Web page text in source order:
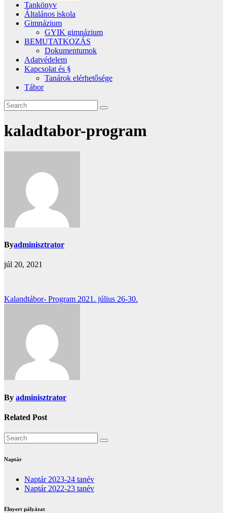
Tankönyv
Általános iskola
Gimnázium
GYIK gimnázium
BEMUTATKOZÁS
Dokumentumok
Adatvédelem
Kapcsolat és §
Tanárok elérhetősége
Tábor
kaladtabor-program
Byadminisztrator
júl 20, 2021
Bejegyzés
Kalandtábor- Program 2021. július 26-30.
By adminisztrator
Related Post
Naptár
Naptár 2023-24 tanév
Naptár 2022-23 tanév
Elnyert pályázat